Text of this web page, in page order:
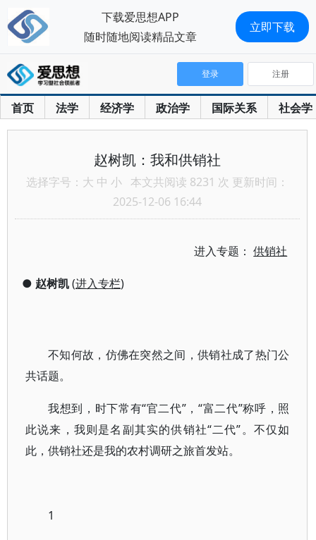
首页 法学 经济学 政治学 国际关系 社会学
登录 注册
赵树凯：我和供销社
选择字号： 大 中 小 本文共阅读 8231 次 更新时间：
2025-12-06 16:44
进入专题：供销社
● 赵树凯(进入专栏)
不知何故，仿佛在突然之间，供销社成了热门公
共话题。
我想到，时下常有“官二代”，“富二代”称呼，照
此说来，我则是名副其实的供销社“二代”。不仅如
此，供销社还是我的农村调研之旅首发站。
1
下载爱思想APP
随时随地阅读精品文章
立即下载